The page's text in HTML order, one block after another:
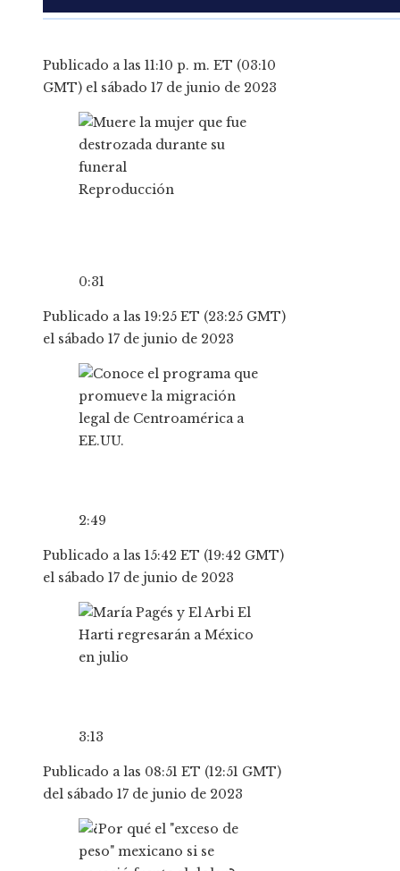
Publicado a las 11:10 p. m. ET (03:10
GMT) el sábado 17 de junio de 2023
Reproducción
0:31
Publicado a las 19:25 ET (23:25 GMT)
el sábado 17 de junio de 2023
2:49
Publicado a las 15:42 ET (19:42 GMT)
el sábado 17 de junio de 2023
3:13
Publicado a las 08:51 ET (12:51 GMT)
del sábado 17 de junio de 2023